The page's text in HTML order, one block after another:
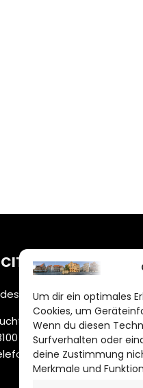
Um dir ein optimales
Cookies, um
Wenn du diesen
Surfverhalten oder
deine Zustimmung
Merkmale und
CITYLIFE!
12
Braunschweig
0531 387220 – 65